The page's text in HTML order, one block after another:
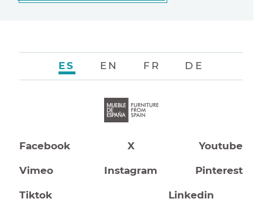
Facebook X Youtube
Vimeo Instagram Pinterest
Tiktok Linkedin
ES EN FR DE